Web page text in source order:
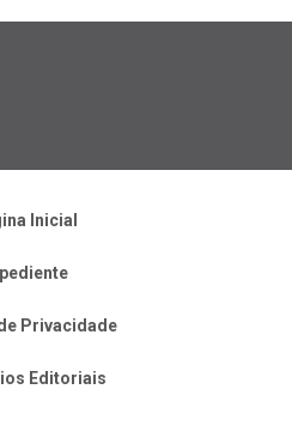
Inicial
Privacidade
Editoriais